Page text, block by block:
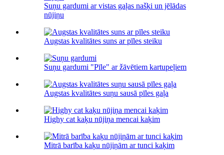
Suņu gardumi ar vistas gaļas našķi un jēlādas
nūjiņu
Augstas kvalitātes suns ar pīles steiku
Suņu gardumi "Pīle" ar žāvētiem kartupeļiem
Augstas kvalitātes suņu sausā pīles gaļa
Highy cat kaķu nūjiņa mencai kaķim
Mitrā barība kaķu nūjiņām ar tunci kaķim